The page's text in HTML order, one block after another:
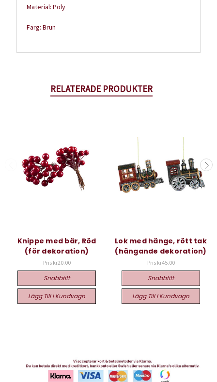
Material: Poly
Färg: Brun
RELATERADE PRODUKTER
Knippe med bär, Röd
(för dekoration)
Pris kr20.00
Snabbtitt
Lägg Till I Kundvagn
Lok med hänge, rött tak
(hängande dekoration)
Pris kr45.00
Snabbtitt
Lägg Till I Kundvagn